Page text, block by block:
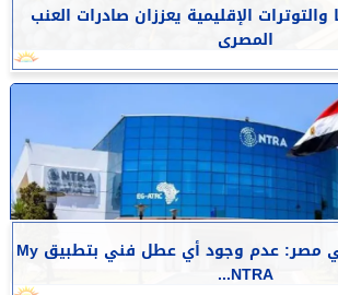
والتوترات الإقليمية يعززان صادرات العنب
المصرى
تنظيم الاتصالات في مصر: عدم وجود أي عطل فني بتطبيق My
NTRA...